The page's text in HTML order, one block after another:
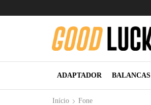
ADAPTADOR BALANCAS
Início Fone